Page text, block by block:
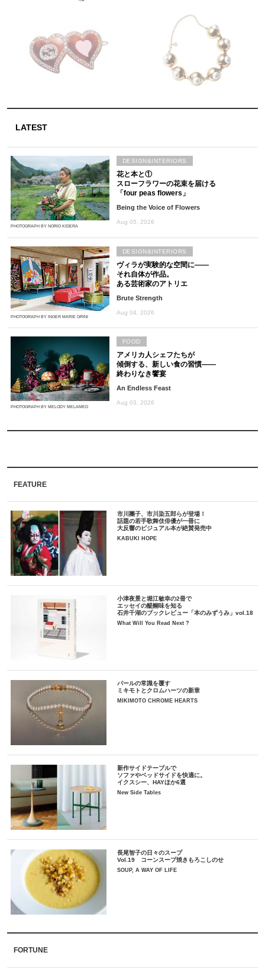
LATEST
PHOTOGRAPH BY NORIO KIDERA
花と本と①
スローフラワーの花束を届ける
「four peas flowers」
Being the Voice of Flowers
Aug 05, 2026
DESIGN&INTERIORS
PHOTOGRAPH BY INGER MARIE GRINI
ヴィラが実験的な空間に――
それ自体が作品。
ある芸術家のアトリエ
Brute Strength
Aug 04, 2026
DESIGN&INTERIORS
PHOTOGRAPH BY MELODY MELAMED
アメリカ人シェフたちが
傾倒する、新しい食の習慣――
終わりなき饗宴
An Endless Feast
Aug 03, 2026
FOOD
FEATURE
市川團子、市川染五郎らが登場！
話題の若手歌舞伎俳優が一冊に
大反響のビジュアル本が絶賛発売中
KABUKI HOPE
小津夜景と堀江敏幸の2冊で
エッセイの醍醐味を知る
石井千湖のブックレビュー「本のみずうみ」vol.18
What Will You Read Next ?
パールの常識を覆す
ミキモトとクロムハーツの新章
MIKIMOTO CHROME HEARTS
新作サイドテーブルで
ソファやベッドサイドを快適に。
イクスシー、HAYほか6選
New Side Tables
長尾智子の日々のスープ
Vol.19 コーンスープ焼きもろこしのせ
SOUP, A WAY OF LIFE
FORTUNE